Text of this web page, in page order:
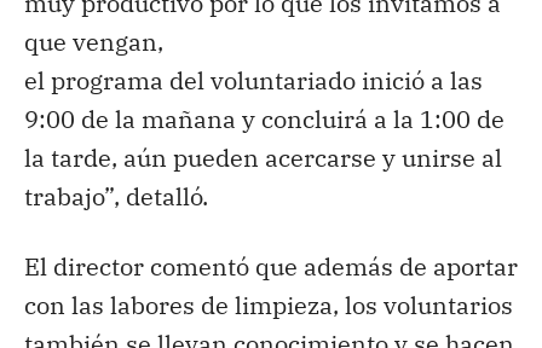
que vengan,
el programa del voluntariado inició a las
9:00 de la mañana y concluirá a la 1:00 de
la tarde, aún pueden acercarse y unirse al
trabajo”, detalló.
El director comentó que además de aportar
con las labores de limpieza, los voluntarios